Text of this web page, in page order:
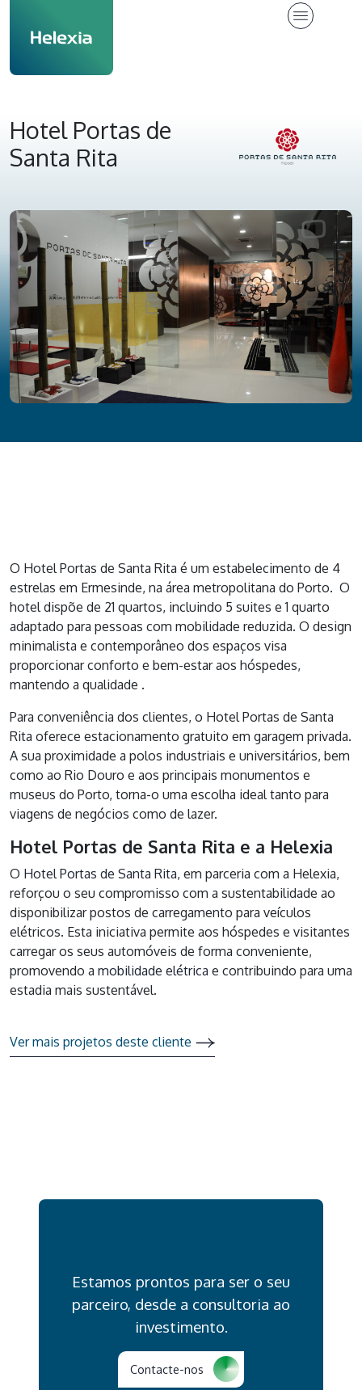
Hotel Portas de
Santa Rita
O Hotel Portas de Santa Rita é um estabelecimento de 4
estrelas em Ermesinde, na área metropolitana do Porto. O
hotel dispõe de 21 quartos, incluindo 5 suites e 1 quarto
adaptado para pessoas com mobilidade reduzida. O design
minimalista e contemporâneo dos espaços visa
proporcionar conforto e bem-estar aos hóspedes,
mantendo a qualidade .
Para conveniência dos clientes, o Hotel Portas de Santa
Rita oferece estacionamento gratuito em garagem privada.
A sua proximidade a polos industriais e universitários, bem
como ao Rio Douro e aos principais monumentos e
museus do Porto, torna-o uma escolha ideal tanto para
viagens de negócios como de lazer.
Hotel Portas de Santa Rita e a Helexia
O Hotel Portas de Santa Rita, em parceria com a Helexia,
reforçou o seu compromisso com a sustentabilidade ao
disponibilizar postos de carregamento para veículos
elétricos. Esta iniciativa permite aos hóspedes e visitantes
carregar os seus automóveis de forma conveniente,
promovendo a mobilidade elétrica e contribuindo para uma
estadia mais sustentável.
Ver mais projetos deste cliente
Estamos prontos para ser o seu
parceiro, desde a consultoria ao
investimento.
Contacte-nos